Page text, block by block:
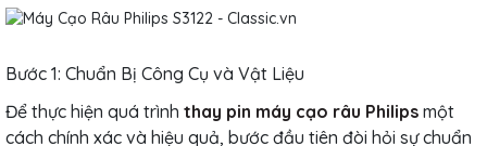
Bước 1: Chuẩn Bị Công Cụ và Vật Liệu
Để thực hiện quá trình thay pin máy cạo râu Philips một
cách chính xác và hiệu quả, bước đầu tiên đòi hỏi sự chuẩn